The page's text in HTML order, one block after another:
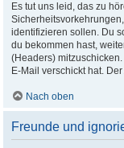
Es tut uns leid, das zu
identifizieren sollen. Du
du bekommen hast,
(Headers)
E-Mail verschickt hat.
Nach oben
Freunde und